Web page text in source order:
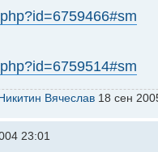
Вячеслав 18 сен
23:01